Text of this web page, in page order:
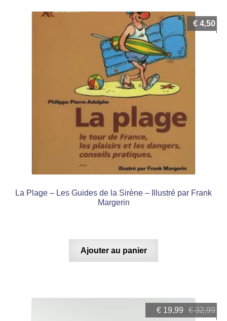
La Plage – Les Guides de la Sirène – Illustré par Frank
Margerin
€ 4,50
Ajouter au panier
€32,99
€ 19,99
Le